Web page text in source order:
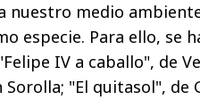
nuestro medio
especie. Para ello, se
IV a caballo", de
Sorolla; "El quitasol", de